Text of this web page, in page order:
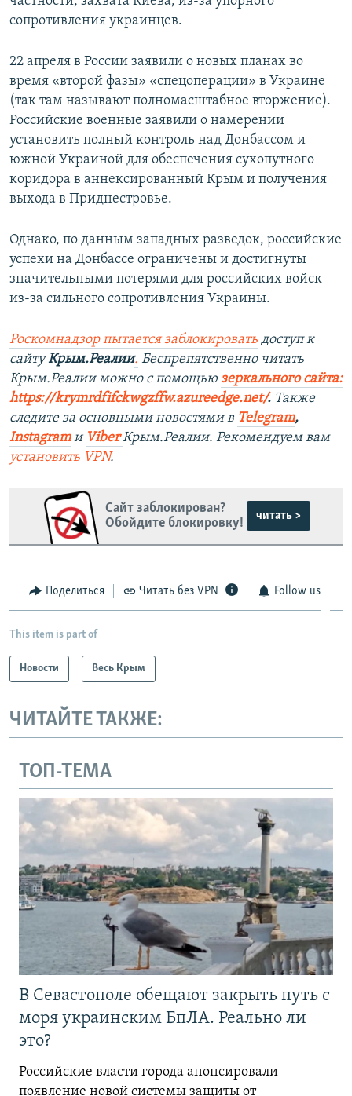
сопротивления украинцев.
22 апреля в России заявили о новых планах во
время «второй фазы» «спецоперации» в Украине
(так там называют полномасштабное вторжение).
Российские военные заявили о намерении
установить полный контроль над Донбассом и
южной Украиной для обеспечения сухопутного
коридора в аннексированный Крым и получения
выхода в Приднестровье.
Однако, по данным западных разведок, российские
успехи на Донбассе ограничены и достигнуты
значительными потерями для российских войск
из-за сильного сопротивления Украины.
Роскомнадзор пытается заблокировать доступ к
сайтуКрым.Реалии. Беспрепятственно читать
Крым.Реалии можно с помощью зеркального сайта:
https://krymrdfifckwgzffw.azureedge.net/. ​ Также
следите за основными новостями в Telegram,
Instagram и ViberКрым.Реалии. Рекомендуем вам
установить VPN.
Сайт заблокирован?
Обойдите блокировку!
читать >
Поделиться Читать без VPN Follow us
This item is part of
Новости Весь Крым
ЧИТАЙТЕ ТАКЖЕ:
ТОП-ТЕМА
В Севастополе обещают закрыть путь с
моря украинским БпЛА. Реально ли
это?
Российские власти города анонсировали
появление новой системы защиты от